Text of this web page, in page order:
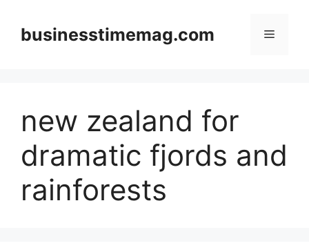
contentbusinesstimemag.com Menu
new zealand for
dramatic fjords and
rainforests